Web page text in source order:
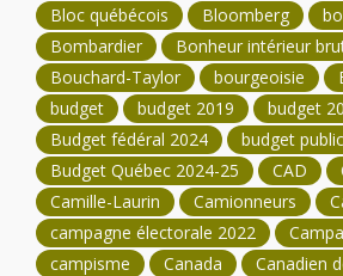
Bloc québécois
Bloomberg
Bombardier
Bonheur intérieur
Bouchard-Taylor
bourgeoisie
budget
budget 2019
budget
Budget fédéral 2024
budget public
Budget Québec 2024-25
CAD
Camille-Laurin
Camionneurs
campagne électorale 2022
campisme
Canada
Canadien